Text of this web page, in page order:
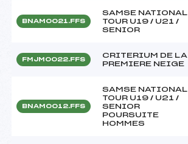
BNAM0021.FFS
SAMSE NATIONAL
TOUR U19 / U21 /
SENIOR
FMJM0022.FFS
CRITERIUM DE LA
PREMIERE NEIGE
BNAM0012.FFS
SAMSE NATIONAL
TOUR U19 / U21 /
SENIOR
POURSUITE
HOMMES